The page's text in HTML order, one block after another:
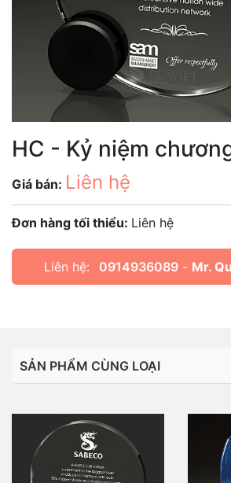
HC - Kỷ niệm
Giá bán: Liên hệ
Đơn hàng tối thiểu: Liên hệ
Liên hệ: 0914936089 - Mr.
SẢN PHẨM CÙNG LOẠI